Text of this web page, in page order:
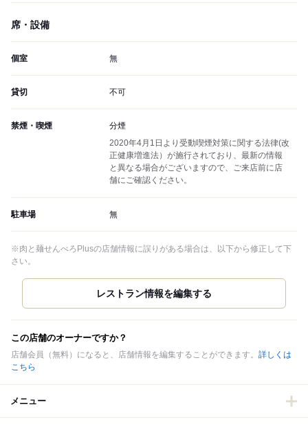
席・設備
個室 無
貸切 不可
禁煙・喫煙
分煙
2020年4月1日より受動喫煙対策に関する法律(改
正健康増進法）が施行されており、最新の情報
と異なる場合がございますので、ご来店前に店
舗にご確認ください。
駐車場 無
※肉と麺せんべろPlusの店舗情報に誤りがある場合は、以下から修正して下
さい。
この店舗のオーナーですか？
店舗会員（無料）になると、店舗情報を編集することができます。 詳しくは
こちら
メニュー